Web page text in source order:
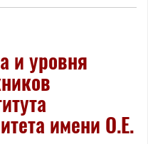
и уровня
имени О.Е.